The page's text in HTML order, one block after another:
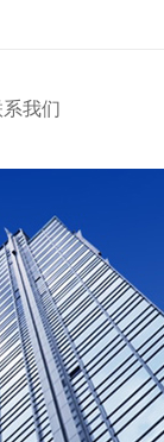
我们